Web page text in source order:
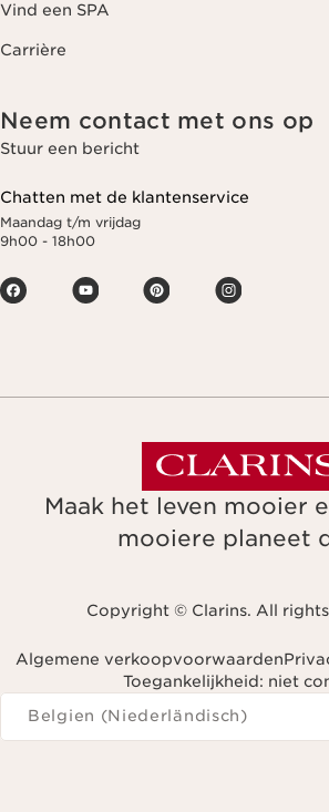
Vind een SPA
Carrière
Neem contact met ons op
Stuur een bericht
Chatten met de klantenservice
Maandag t/m vrijdag
9h00 - 18h00
Maak het leven mooier
mooiere planeet
Copyright © Clarins. All
Algemene verkoopvoorwaarden
Toegankelijkheid: niet
Navigeren naar
Belgien (Niederländisch)